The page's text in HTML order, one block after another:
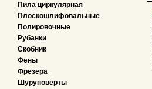
Пила циркулярная
Плоскошлифовальные
Полировочные
Рубанки
Скобник
Фены
Фрезера
Шуруповёрты